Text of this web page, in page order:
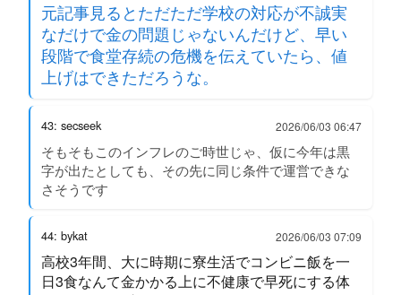
元記事見るとただただ学校の対応が不誠実
なだけで金の問題じゃないんだけど、早い
段階で食堂存続の危機を伝えていたら、値
上げはできただろうな。
43: secseek 2026/06/03 06:47
そもそもこのインフレのご時世じゃ、仮に今年は黒
字が出たとしても、その先に同じ条件で運営できな
さそうです
44: bykat 2026/06/03 07:09
高校3年間、大に時期に寮生活でコンビニ飯を一
日3食なんて金かかる上に不健康で早死にする体